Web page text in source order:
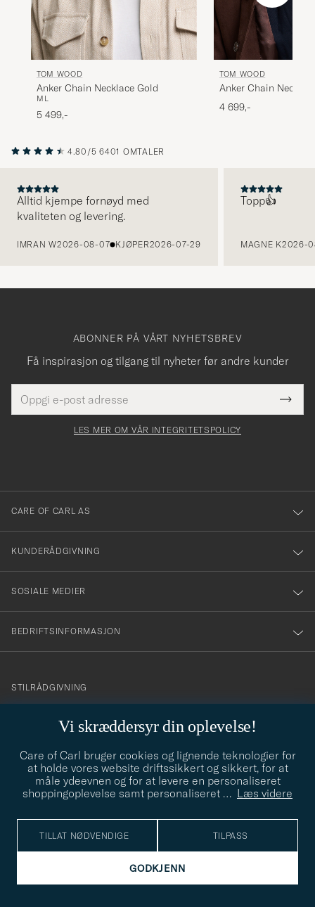
TOM WOOD
Anker Chain Necklace Gold
M L
5 499,-
TOM WOOD
Anker Chain
4 699,-
4.80/5 6401 OMTALER
Alltid kjempe fornøyd med
kvaliteten og levering.
IMRAN W2026-08-07 KJØPER2026-07-29
Topp👍
MAGNE K2026-
Vi skræddersyr din oplevelse!
Care of Carl bruger cookies og lignende teknologier for
at holde vores website driftssikkert og sikkert, for at
måle ydeevnen og for at levere en personaliseret
shoppingoplevelse samt personaliseret … Læs videre
TILLAT NØDVENDIGE TILPASS
GODKJENN
ABONNER PÅ VÅRT NYHETSBREV
Få inspirasjon og tilgang til nyheter før andre kunder
postadresse
felt
Tack
för
dig
till
vårt
nyhetsbrev!
LES MER OM VÅR INTEGRITETSPOLICY
CARE OF CARL AS
KUNDERÅDGIVNING
SOSIALE MEDIER
BEDRIFTSINFORMASJON
info@careofcarl.no
STILRÅDGIVNING
STILRÅDGIVNING
© Care of Carl 2026